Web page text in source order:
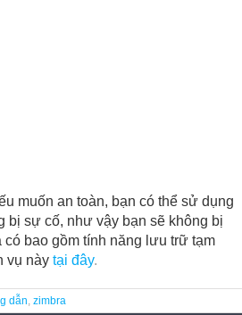
muốn an toàn, bạn có thể sử dụng
bị sự cố, như vậy bạn sẽ không bị
bao gồm tính năng lưu trữ tạm
vụ này tại đây.
dẫn, zimbra